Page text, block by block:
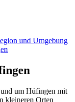
und Umgebung
um Hüfingen mit
kleineren Orten